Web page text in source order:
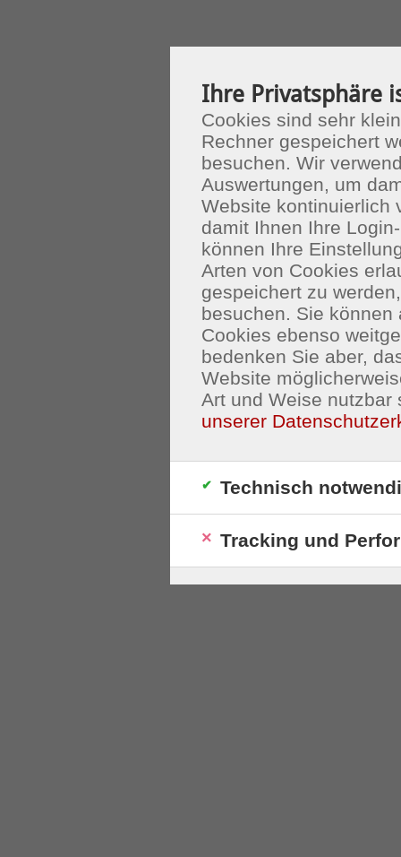
Ihre Privatsphäre
Cookies sind sehr
Rechner gespeichert
besuchen. Wir
Auswertungen, um
Website kontinuierlich
damit Ihnen Ihre
können Ihre
Arten von Cookies
gespeichert zu
besuchen. Sie
Cookies ebenso
bedenken Sie aber,
Website
Art und Weise nutzbar
unserer
Technisch
Tracking und